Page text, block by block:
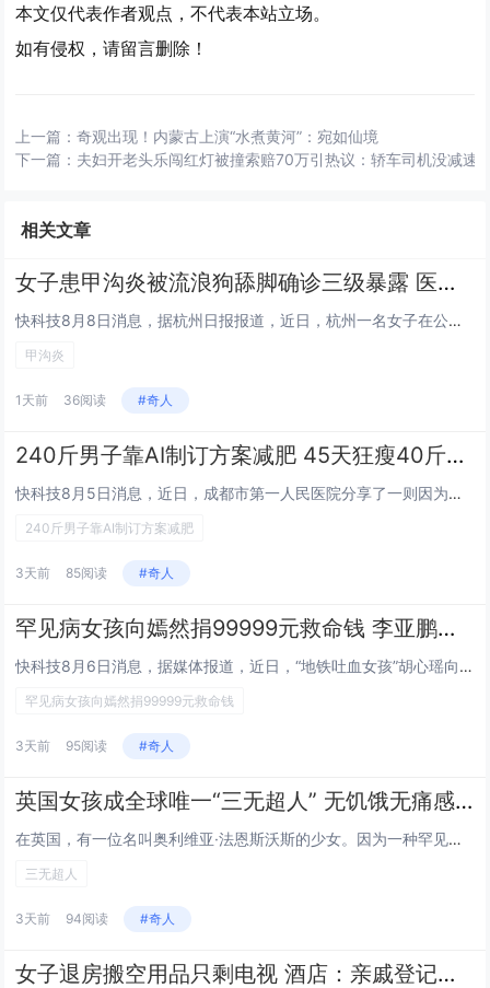
本文仅代表作者观点，不代表本站立场。
如有侵权，请留言删除！
上一篇：奇观出现！内蒙古上演“水煮黄河”：宛如仙境
下一篇： 夫妇开老头乐闯红灯被撞索赔70万引热议：轿车司机没减速
相关文章
女子患甲沟炎被流浪狗舔脚确诊三级暴露 医生回应
快科技8月8日消息，据杭州日报报道，近日，杭州一名女子在公园座椅休息时，脚趾被流浪狗舔舐，当时没有咬伤、没有出血，但该女...
甲沟炎
1天前 36阅读 #奇人
240斤男子靠AI制订方案减肥 45天狂瘦40斤险丧命！
快科技8月5日消息，近日，成都市第一人民医院分享了一则因为过度信任AI而导致的严重致病案例。成都34岁陈先生（化名）是一...
240斤男子靠AI制订方案减肥
3天前 85阅读 #奇人
罕见病女孩向嫣然捐99999元救命钱 李亚鹏发视频回应几度哽咽
快科技8月6日消息，据媒体报道，近日，“地铁吐血女孩”胡心瑶向嫣然天使基金捐赠99999元善款的爱心事件引发广泛关注。昨...
罕见病女孩向嫣然捐99999元救命钱
3天前 95阅读 #奇人
英国女孩成全球唯一“三无超人” 无饥饿无痛感无危险感
在英国，有一位名叫奥利维亚·法恩斯沃斯的少女。因为一种罕见的染色体缺失症，她从不感到饥饿、疼痛，甚至连危险的感觉都没有。...
三无超人
3天前 94阅读 #奇人
女子退房搬空用品只剩电视 酒店：亲戚登记的信息并承诺赔偿